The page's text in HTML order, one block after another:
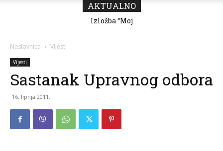
AKTUALNO
Predsjednik
Izložba “Moj
Naslovnica Vijesti
Vijesti
Sastanak Upravnog odbora
16. lipnja 2011.